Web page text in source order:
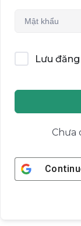
Lưu
Chưa